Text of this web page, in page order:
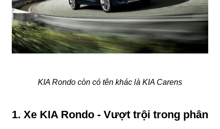
KIA Rondo còn có tên khác là KIA Carens
1. Xe KIA Rondo - Vượt trội trong phân